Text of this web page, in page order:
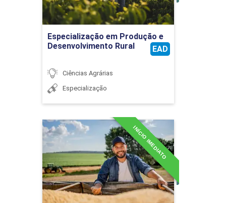
Especialização em Produção e
Desenvolvimento Rural
EAD
Ciências Agrárias
Especialização
INÍCIO IMEDIATO
Especialização em
Produção e Manejo de
Leguminosas e
Oleaginosas
Detalhes do curso